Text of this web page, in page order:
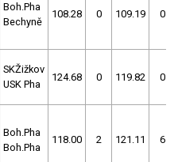
Boh.Pha
Bechyně
108.28 0 109.19 0
SKŽižkov
USK Pha
124.68 0 119.82 0
Boh.Pha
Boh.Pha
118.00 2 121.11 6